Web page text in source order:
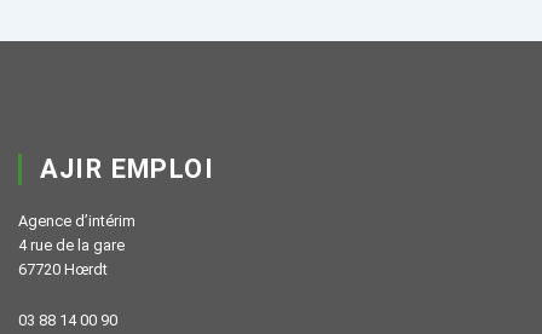
AJIR EMPLOI
Agence d’intérim
4 rue de la gare
67720 Hœrdt
03 88 14 00 90